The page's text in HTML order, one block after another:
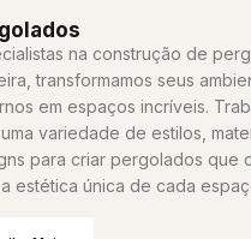
na construção de
transformamos seus
em espaços incríveis.
variedade de estilos,
para criar pergolados que
estética única de cada